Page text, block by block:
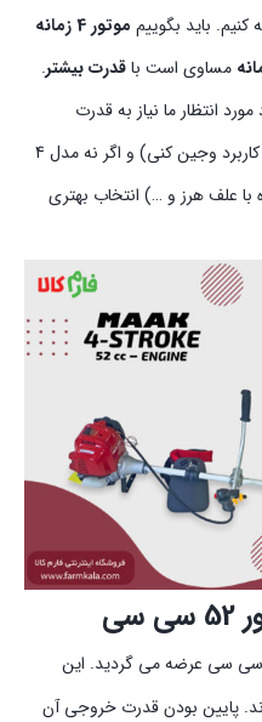
باید بگوییم موتور 4 زمانه
مساوی است باقدرت بیشتر.
انتظار ما نیاز به قدرت
بیشتری دارد. حتما مدل دو زمانه (مثل کاربرد وجین کنی) و اگر نه مدل 4
با علف هرز و …) انتخاب بهتری
4 زمانه با موتور 35 سی سی عرضه می گردید. این
پایین بودن قدرت خروجی آن